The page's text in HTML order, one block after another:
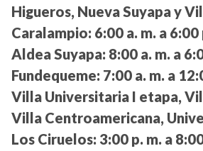
Higueros, Nueva Suyapa y
Caralampio: 6:00 a. m. a 6:00
Aldea Suyapa: 8:00 a. m. a
Fundequeme: 7:00 a. m. a
Villa Universitaria I etapa,
Villa Centroamericana,
Los Ciruelos: 3:00 p. m. a